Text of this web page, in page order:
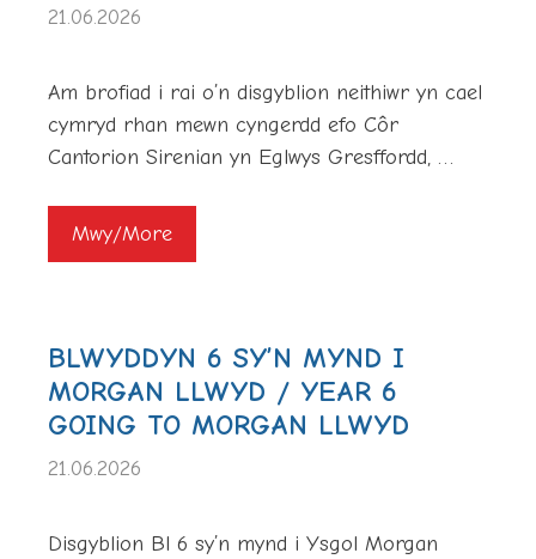
21.06.2026
Am brofiad i rai o’n disgyblion neithiwr yn cael
cymryd rhan mewn cyngerdd efo Côr
Cantorion Sirenian yn Eglwys Gresffordd, …
Mwy/More
BLWYDDYN 6 SY’N MYND I
MORGAN LLWYD / YEAR 6
GOING TO MORGAN LLWYD
21.06.2026
Disgyblion Bl 6 sy’n mynd i Ysgol Morgan